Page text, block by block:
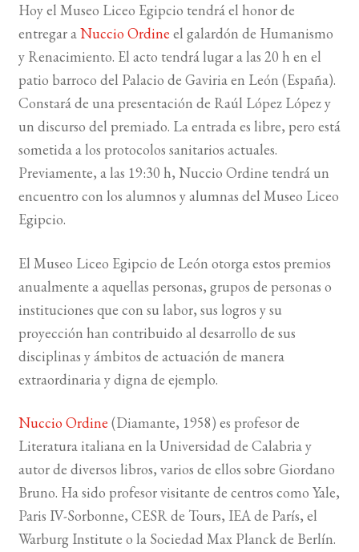
el
hijo
FOREIGN RIGHTS
CONTACTO
MI CUENTA
BUSCAR
LISTA DE LIBROS
Hoy el Museo Liceo Egipcio tendrá el honor de
entregar aNuccio Ordine el galardón de Humanismo
y Renacimiento. El acto tendrá lugar a las 20 h en el
patio barroco del Palacio de Gaviria en León (España).
Constará de una presentación de Raúl López López y
un discurso del premiado. La entrada es libre, pero está
sometida a los protocolos sanitarios actuales.
Previamente, a las 19:30 h, Nuccio Ordine tendrá un
encuentro con los alumnos y alumnas del Museo Liceo
Egipcio.
El Museo Liceo Egipcio de León otorga estos premios
anualmente a aquellas personas, grupos de personas o
instituciones que con su labor, sus logros y su
proyección han contribuido al desarrollo de sus
disciplinas y ámbitos de actuación de manera
extraordinaria y digna de ejemplo.
Nuccio Ordine (Diamante, 1958) es profesor de
Literatura italiana en la Universidad de Calabria y
autor de diversos libros, varios de ellos sobre Giordano
Bruno. Ha sido profesor visitante de centros como Yale,
Paris IV-Sorbonne, CESR de Tours, IEA de París, el
Warburg Institute o la Sociedad Max Planck de Berlín.